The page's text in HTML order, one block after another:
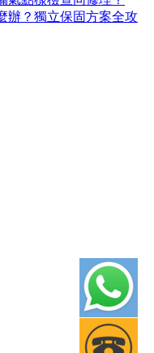
辦？獨立保固方案全攻